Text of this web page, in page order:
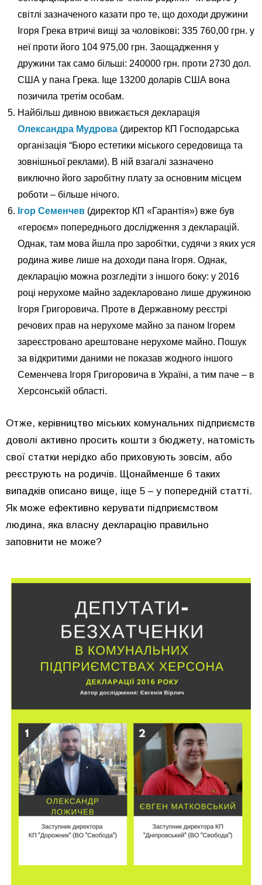
світлі зазначеного казати про те, що доходи дружини
Ігоря Грека втричі вищі за чоловікові: 335 760,00 грн. у
неї проти його 104 975,00 грн. Заощадження у
дружини так само більші: 240000 грн. проти 2730 дол.
США у пана Грека. Іще 13200 доларів США вона
позичила третім особам.
Найбільш дивною ввижається декларація
Олександра Мудрова (директор КП Господарська
організація “Бюро естетики міського середовища та
зовнішньої реклами). В ній взагалі зазначено
виключно його заробітну плату за основним місцем
роботи – більше нічого.
Ігор Семенчев (директор КП «Гарантія») вже був
«героєм» попереднього дослідження з декларацій.
Однак, там мова йшла про заробітки, судячи з яких уся
родина живе лише на доходи пана Ігоря. Однак,
декларацію можна розгледіти з іншого боку: у 2016
році нерухоме майно задекларовано лише дружиною
Ігоря Григоровича. Проте в Державному реєстрі
речових прав на нерухоме майно за паном Ігорем
зареєстровано арештоване нерухоме майно. Пошук
за відкритими даними не показав жодного іншого
Семенчева Ігоря Григоровича в Україні, а тим паче – в
Херсонській області.
Отже, керівництво міських комунальних підприємств
доволі активно просить кошти з бюджету, натомість
свої статки нерідко або приховують зовсім, або
реєструють на родичів. Щонайменше 6 таких
випадків описано вище, іще 5 – у попередній статті.
Як може ефективно керувати підприємством
людина, яка власну декларацію правильно
заповнити не може?